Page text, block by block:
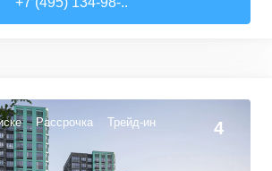
13 342 080 ₽
Рассрочка Трейд-ин 4